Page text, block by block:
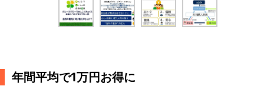
年間平均で1万円お得に